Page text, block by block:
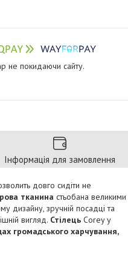
не покидаючи сайту.
Інформація для замовлення
довго сидіти не
тканина стьобана великими
дизайну, зручній посадці та
вигляд. Стілець Corey у
громадського харчування,